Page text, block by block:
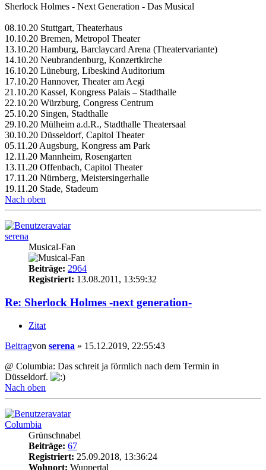
Sherlock Holmes - Next Generation - Das Musical
08.10.20 Stuttgart, Theaterhaus
10.10.20 Bremen, Metropol Theater
13.10.20 Hamburg, Barclaycard Arena (Theatervariante)
14.10.20 Neubrandenburg, Konzertkirche
16.10.20 Lüneburg, Libeskind Auditorium
17.10.20 Hannover, Theater am Aegi
21.10.20 Kassel, Kongress Palais – Stadthalle
22.10.20 Würzburg, Congress Centrum
25.10.20 Singen, Stadthalle
29.10.20 Mülheim a.d.R., Stadthalle Theatersaal
30.10.20 Düsseldorf, Capitol Theater
05.11.20 Augsburg, Kongress am Park
12.11.20 Mannheim, Rosengarten
13.11.20 Offenbach, Capitol Theater
17.11.20 Nürnberg, Meistersingerhalle
19.11.20 Stade, Stadeum
Nach oben
serena
Musical-Fan
Beiträge: 2964
Registriert: 13.08.2011, 13:59:32
Re: Sherlock Holmes -next generation-
Zitat
Beitragvon serena » 15.12.2019, 22:55:43
@ Columbia: Das schreit ja förmlich nach dem Termin in
Düsseldorf.
Nach oben
Columbia
Grünschnabel
Beiträge: 67
Registriert: 25.09.2018, 13:36:24
Wohnort: Wuppertal